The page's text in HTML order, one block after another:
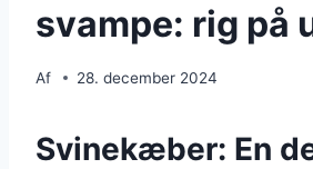
svampe: rig på
Af 28. december 2024
Svinekæber: En